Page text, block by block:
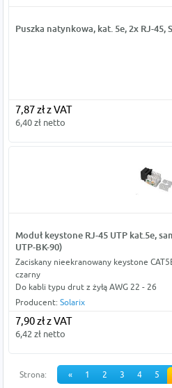
Puszka natynkowa, kat. 5e, 2x RJ-45,
7,87 zł z VAT
6,40 zł netto
Moduł keystone RJ-45 UTP kat.5e,
UTP-BK-90)
Zaciskany nieekranowany keystone
czarny
Do kabli typu drut z żyłą AWG 22 - 26
Producent: Solarix
7,90 zł z VAT
6,42 zł netto
Strona: « 1 2 3 4 5